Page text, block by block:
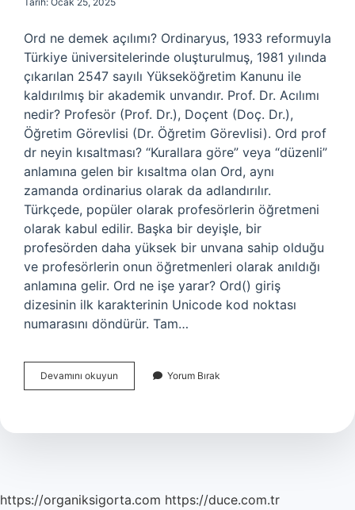
Ord ne demek açılımı? Ordinaryus, 1933 reformuyla
Türkiye üniversitelerinde oluşturulmuş, 1981 yılında
çıkarılan 2547 sayılı Yükseköğretim Kanunu ile
kaldırılmış bir akademik unvandır. Prof. Dr. Acılımı
nedir? Profesör (Prof. Dr.), Doçent (Doç. Dr.),
Öğretim Görevlisi (Dr. Öğretim Görevlisi). Ord prof
dr neyin kısaltması? “Kurallara göre” veya “düzenli”
anlamına gelen bir kısaltma olan Ord, aynı
zamanda ordinarius olarak da adlandırılır.
Türkçede, popüler olarak profesörlerin öğretmeni
olarak kabul edilir. Başka bir deyişle, bir
profesörden daha yüksek bir unvana sahip olduğu
ve profesörlerin onun öğretmenleri olarak anıldığı
anlamına gelir. Ord ne işe yarar? Ord() giriş
dizesinin ilk karakterinin Unicode kod noktası
numarasını döndürür. Tam…
Devamını okuyun
Nin
Yorum Bırak
https://organiksigorta.com https://duce.com.tr